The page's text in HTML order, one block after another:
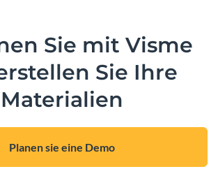
Sie mit Visme
Sie Ihre
Materialien
Planen sie eine Demo